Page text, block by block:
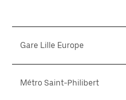
Gare Lille Europe
Métro Saint-Philibert